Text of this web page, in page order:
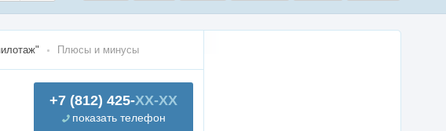
Плюсы и минусы
+7 (812) 425-XX-XX
показать телефон